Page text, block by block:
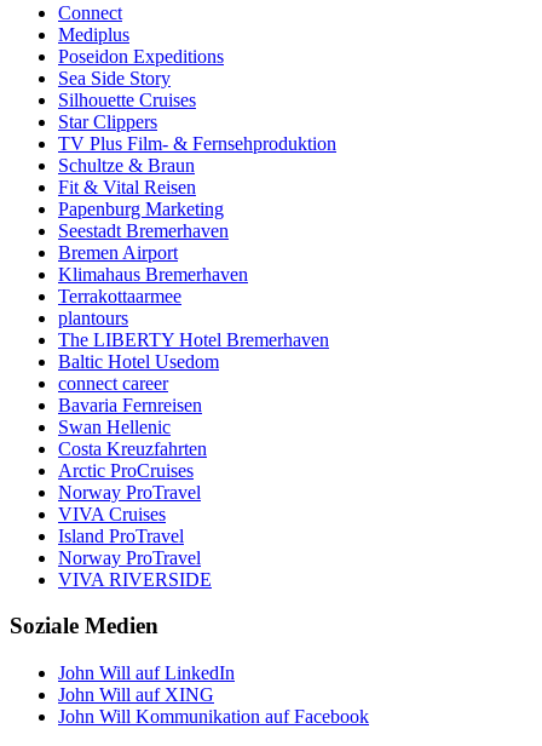
Connect
Mediplus
Poseidon Expeditions
Sea Side Story
Silhouette Cruises
Star Clippers
TV Plus Film- & Fernsehproduktion
Schultze & Braun
Fit & Vital Reisen
Papenburg Marketing
Seestadt Bremerhaven
Bremen Airport
Klimahaus Bremerhaven
Terrakottaarmee
plantours
The LIBERTY Hotel Bremerhaven
Baltic Hotel Usedom
connect career
Bavaria Fernreisen
Swan Hellenic
Costa Kreuzfahrten
Arctic ProCruises
Norway ProTravel
VIVA Cruises
Island ProTravel
Norway ProTravel
VIVA RIVERSIDE
Soziale Medien
John Will auf LinkedIn
John Will auf XING
John Will Kommunikation auf Facebook